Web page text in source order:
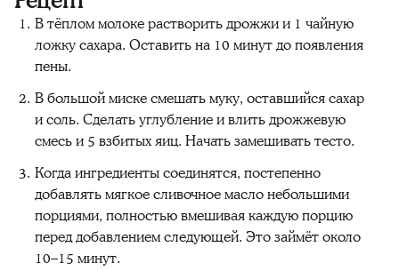
В тёплом молоке растворить дрожжи и 1 чайную
ложку сахара. Оставить на 10 минут до появления
пены.
В большой миске смешать муку, оставшийся сахар
и соль. Сделать углубление и влить дрожжевую
смесь и 5 взбитых яиц. Начать замешивать тесто.
Когда ингредиенты соединятся, постепенно
добавлять мягкое сливочное масло небольшими
порциями, полностью вмешивая каждую порцию
перед добавлением следующей. Это займёт около
10–15 минут.